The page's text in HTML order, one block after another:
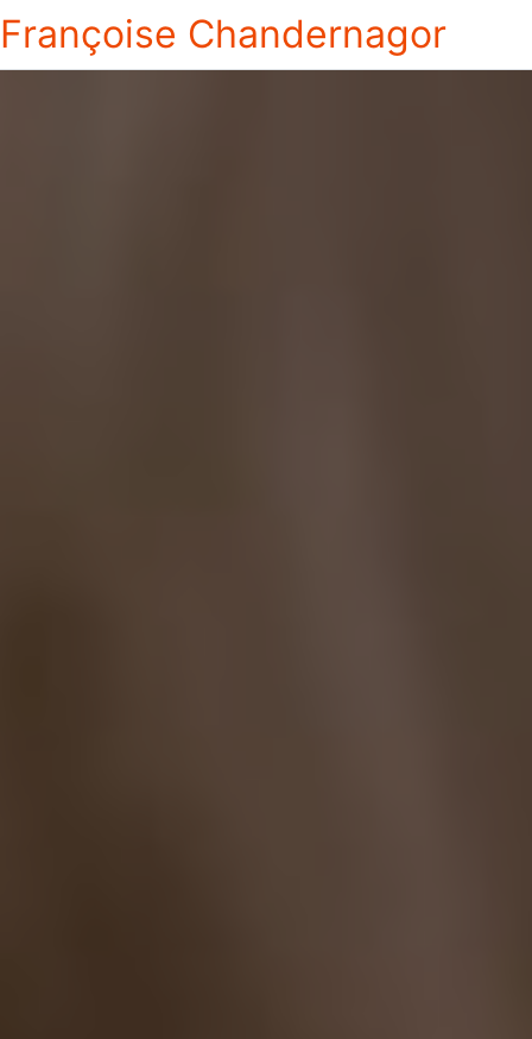
Françoise Chandernagor